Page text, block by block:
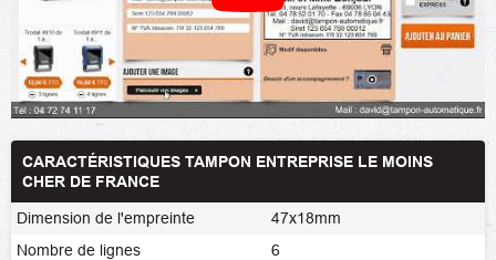
CARACTÉRISTIQUES TAMPON ENTREPRISE LE MOINS
CHER DE FRANCE
Dimension de l'empreinte
47x18mm
Nombre de lignes
6